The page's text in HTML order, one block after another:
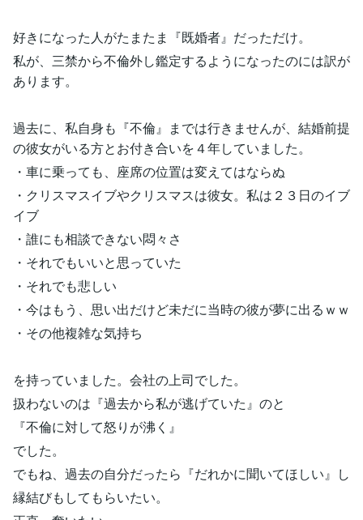
好きになった人がたまたま『既婚者』だっただけ。
私が、三禁から不倫外し鑑定するようになったのには訳が
あります。
過去に、私自身も『不倫』までは行きませんが、結婚前提
の彼女がいる方とお付き合いを４年していました。
・車に乗っても、座席の位置は変えてはならぬ
・クリスマスイブやクリスマスは彼女。私は２３日のイブ
イブ
・誰にも相談できない悶々さ
・それでもいいと思っていた
・それでも悲しい
・今はもう、思い出だけど未だに当時の彼が夢に出るｗｗ
・その他複雑な気持ち
を持っていました。会社の上司でした。
扱わないのは『過去から私が逃げていた』のと
『不倫に対して怒りが沸く』
でした。
でもね、過去の自分だったら『だれかに聞いてほしい』し
縁結びもしてもらいたい。